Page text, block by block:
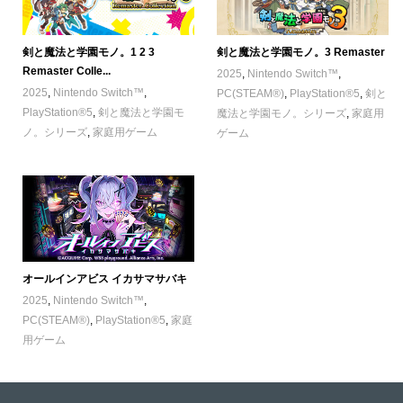
剣と魔法と学園モノ。1 2 3
Remaster Colle...
2025, Nintendo Switch™,
PlayStation®5, 剣と魔法と学園モ
ノ。シリーズ, 家庭用ゲーム
剣と魔法と学園モノ。3 Remaster
2025, Nintendo Switch™,
PC(STEAM®), PlayStation®5,剣と
魔法と学園モノ。シリーズ,家庭用
ゲーム
オールインアビス イカサマサバキ
2025 Nintendo Switch™
PC(STEAM®) PlayStation®5 家庭
用ゲーム